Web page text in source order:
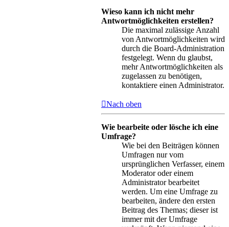
Wieso kann ich nicht mehr
Antwortmöglichkeiten erstellen?
Die maximal zulässige Anzahl
von Antwortmöglichkeiten wird
durch die Board-Administration
festgelegt. Wenn du glaubst,
mehr Antwortmöglichkeiten als
zugelassen zu benötigen,
kontaktiere einen Administrator.
Nach oben
Wie bearbeite oder lösche ich eine
Umfrage?
Wie bei den Beiträgen können
Umfragen nur vom
ursprünglichen Verfasser, einem
Moderator oder einem
Administrator bearbeitet
werden. Um eine Umfrage zu
bearbeiten, ändere den ersten
Beitrag des Themas; dieser ist
immer mit der Umfrage